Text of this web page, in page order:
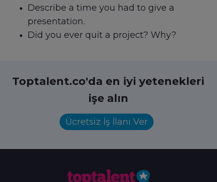
Describe a time you had to give a
presentation.
Did you ever quit a project? Why?
Toptalent.co'da en iyi yetenekleri
işe alın
Ücretsiz İş İlanı Ver